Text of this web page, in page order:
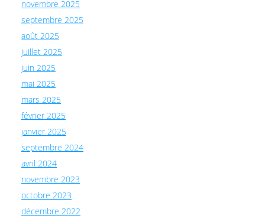
novembre 2025
septembre 2025
août 2025
juillet 2025
juin 2025
mai 2025
mars 2025
février 2025
janvier 2025
septembre 2024
avril 2024
novembre 2023
octobre 2023
décembre 2022